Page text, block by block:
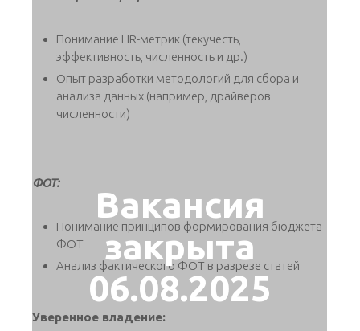
Вакансия
закрыта
06.08.2025
Понимание HR-метрик (текучесть,
эффективность, численность и др.)
Опыт разработки методологий для сбора и
анализа данных (например, драйверов
численности)
ФОТ:
Понимание принципов формирования бюджета
ФОТ
Анализ фактического ФОТ в разрезе статей
Уверенное владение: